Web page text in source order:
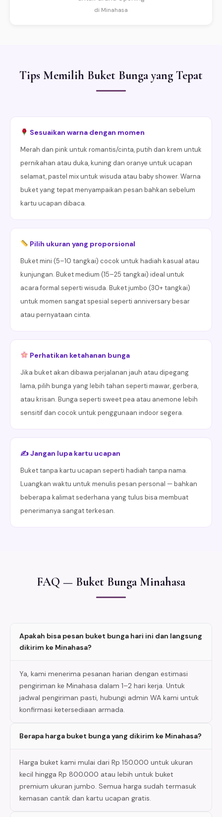
di Minahasa
Tips Memilih Buket Bunga yang Tepat
Sesuaikan warna dengan momen
Merah dan pink untuk romantis/cinta, putih dan krem untuk
pernikahan atau duka, kuning dan oranye untuk ucapan
selamat, pastel mix untuk wisuda atau baby shower. Warna
buket yang tepat menyampaikan pesan bahkan sebelum
kartu ucapan dibaca.
Pilih ukuran yang proporsional
Buket mini (5–10 tangkai) cocok untuk hadiah kasual atau
kunjungan. Buket medium (15–25 tangkai) ideal untuk
acara formal seperti wisuda. Buket jumbo (30+ tangkai)
untuk momen sangat spesial seperti anniversary besar
atau pernyataan cinta.
Perhatikan ketahanan bunga
Jika buket akan dibawa perjalanan jauh atau dipegang
lama, pilih bunga yang lebih tahan seperti mawar, gerbera,
atau krisan. Bunga seperti sweet pea atau anemone lebih
sensitif dan cocok untuk penggunaan indoor segera.
✍️ Jangan lupa kartu ucapan
Buket tanpa kartu ucapan seperti hadiah tanpa nama.
Luangkan waktu untuk menulis pesan personal — bahkan
beberapa kalimat sederhana yang tulus bisa membuat
penerimanya sangat terkesan.
FAQ — Buket Bunga Minahasa
Apakah bisa pesan buket bunga hari ini dan langsung
dikirim ke Minahasa?
Ya, kami menerima pesanan harian dengan estimasi
pengiriman ke Minahasa dalam 1–2 hari kerja. Untuk
jadwal pengiriman pasti, hubungi admin WA kami untuk
konfirmasi ketersediaan armada.
Berapa harga buket bunga yang dikirim ke Minahasa?
Harga buket kami mulai dari Rp 150.000 untuk ukuran
kecil hingga Rp 800.000 atau lebih untuk buket
premium ukuran jumbo. Semua harga sudah termasuk
kemasan cantik dan kartu ucapan gratis.